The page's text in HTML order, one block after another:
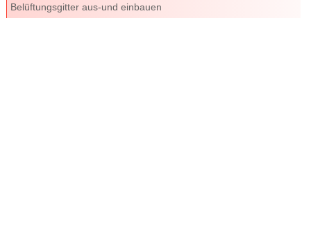
Belüftungsgitter aus-und einbauen